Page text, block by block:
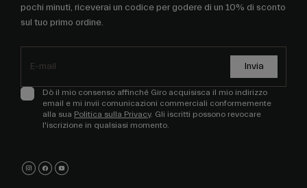
pochi minuti, riceverai un codice per godere di un 10% di sconto
sul tuo primo ordine.
Invia
Dò il mio consenso affinché Giro acquisisca il mio indirizzo
email e mi invii comunicazioni commerciali conformemente
alla sua Politica sulla Privacy. Gli iscritti possono revocare
l'iscrizione in qualsiasi momento.